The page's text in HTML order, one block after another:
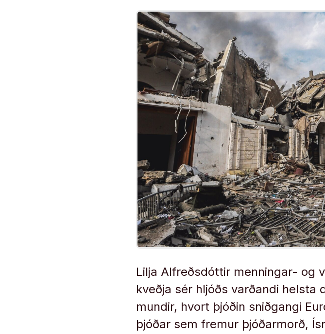
Lilja Alfreðsdóttir menningar- og
kveðja sér hljóðs varðandi helsta
mundir, hvort þjóðin sniðgangi
þjóðar sem fremur þjóðarmorð,